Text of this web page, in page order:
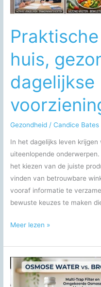
huis,
dagelijkse
Gezondheid /Candice Bates
In het dagelijks leven
uiteenlopende
het kiezen van de juiste
vinden van betrouwbare
vooraf informatie te
bewuste keuzes te maken
Praktische
voor
huis,
gezondheid
en
Meer lezen »